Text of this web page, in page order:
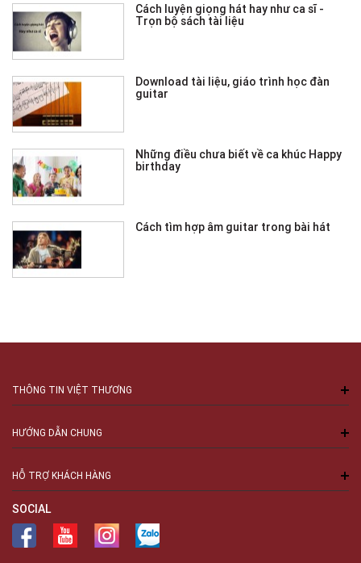
Cách luyện giọng hát hay như ca sĩ -
Trọn bộ sách tài liệu
Download tài liệu, giáo trình học đàn
guitar
Những điều chưa biết về ca khúc Happy
birthday
Cách tìm hợp âm guitar trong bài hát
THÔNG TIN VIỆT THƯƠNG
HƯỚNG DẪN CHUNG
HỖ TRỢ KHÁCH HÀNG
SOCIAL